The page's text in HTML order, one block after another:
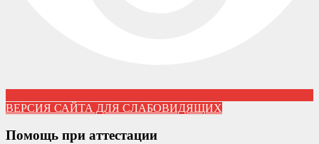
ВЕРСИЯ САЙТА ДЛЯ СЛАБОВИДЯЩИХ
Помощь при аттестации